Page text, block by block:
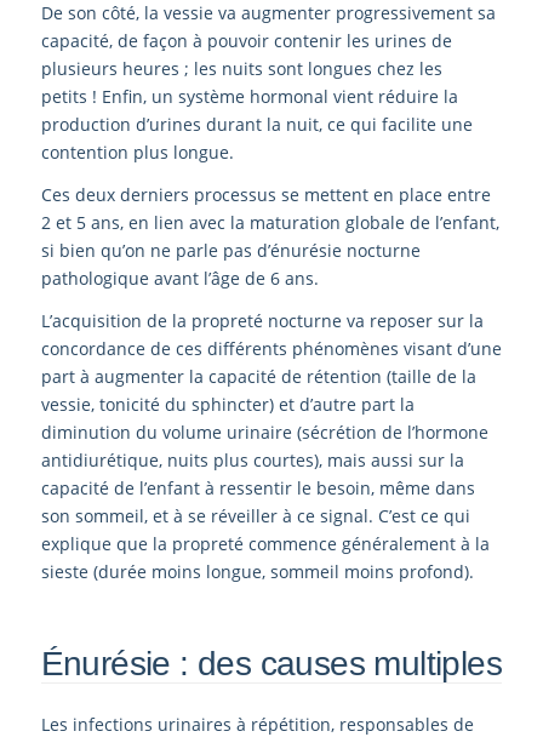
De son côté, la vessie va augmenter progressivement sa
capacité, de façon à pouvoir contenir les urines de
plusieurs heures ; les nuits sont longues chez les
petits ! Enfin, un système hormonal vient réduire la
production d’urines durant la nuit, ce qui facilite une
contention plus longue.
Ces deux derniers processus se mettent en place entre
2 et 5 ans, en lien avec la maturation globale de l’enfant,
si bien qu’on ne parle pas d’énurésie nocturne
pathologique avant l’âge de 6 ans.
L’acquisition de la propreté nocturne va reposer sur la
concordance de ces différents phénomènes visant d’une
part à augmenter la capacité de rétention (taille de la
vessie, tonicité du sphincter) et d’autre part la
diminution du volume urinaire (sécrétion de l’hormone
antidiurétique, nuits plus courtes), mais aussi sur la
capacité de l’enfant à ressentir le besoin, même dans
son sommeil, et à se réveiller à ce signal. C’est ce qui
explique que la propreté commence généralement à la
sieste (durée moins longue, sommeil moins profond).
Énurésie : des causes multiples
Les infections urinaires à répétition, responsables de